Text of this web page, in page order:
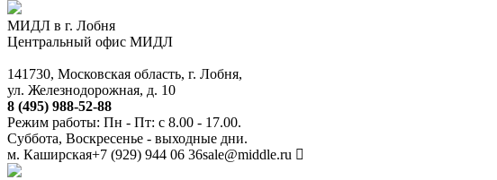
МИДЛ в г. Лобня
Центральный офис МИДЛ
141730, Московская область, г. Лобня,
ул. Железнодорожная, д. 10
8 (495) 988-52-88
Режим работы: Пн - Пт: с 8.00 - 17.00.
Суббота, Воскресенье - выходные дни.
м. Каширская+7 (929) 944 06 36sale@middle.ru